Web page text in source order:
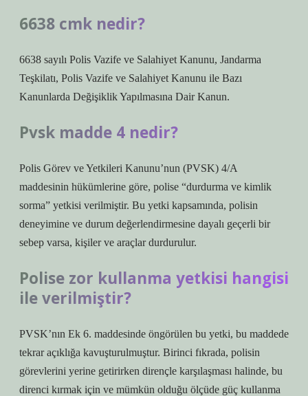
6638 cmk nedir?
6638 sayılı Polis Vazife ve Salahiyet Kanunu, Jandarma
Teşkilatı, Polis Vazife ve Salahiyet Kanunu ile Bazı
Kanunlarda Değişiklik Yapılmasına Dair Kanun.
Pvsk madde 4 nedir?
Polis Görev ve Yetkileri Kanunu’nun (PVSK) 4/A
maddesinin hükümlerine göre, polise “durdurma ve kimlik
sorma” yetkisi verilmiştir. Bu yetki kapsamında, polisin
deneyimine ve durum değerlendirmesine dayalı geçerli bir
sebep varsa, kişiler ve araçlar durdurulur.
Polise zor kullanma yetkisi hangisi
ile verilmiştir?
PVSK’nın Ek 6. maddesinde öngörülen bu yetki, bu maddede
tekrar açıklığa kavuşturulmuştur. Birinci fıkrada, polisin
görevlerini yerine getirirken dirençle karşılaşması halinde, bu
direnci kırmak için ve mümkün olduğu ölçüde güç kullanma